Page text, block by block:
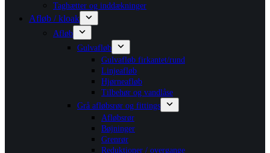
Taghætter og inddækninger
Afløb / kloak
Afløb
Gulvafløb
Gulvafløb firkantet/rund
Linjeafløb
Hjørneafløb
Tilbehør og vandlåse
Grå afløbsrør og fittings
Afløbsrør
Bøjninger
Grenrør
Reduktioner / overgange